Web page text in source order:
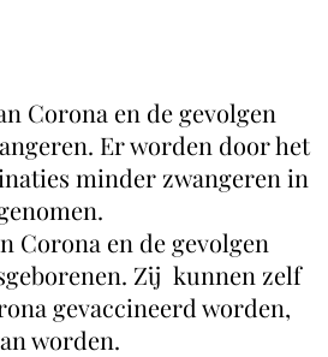
Corona en de gevolgen
Er worden door het
minder zwangeren in
Corona en de gevolgen
Zij kunnen zelf
gevaccineerd worden,
worden.